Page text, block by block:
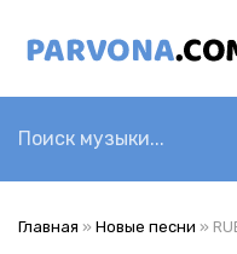
Главная » Новые песни »